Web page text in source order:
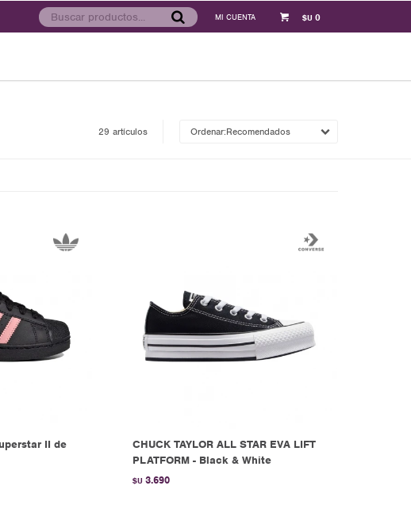
$U 0
29 artículos Recomendados
II de
CHUCK TAYLOR ALL STAR EVA LIFT
PLATFORM - Black & White
$U 3.690